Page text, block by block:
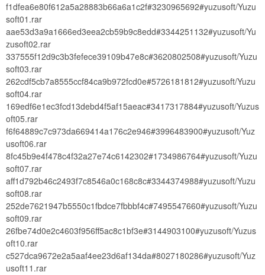
f1dfea6e80f612a5a28883b66a6a1c2f#3230965692#yuzusoft/Yuzu
soft01.rar
aae53d3a9a1666ed3eea2cb59b9c8edd#3344251132#yuzusoft/Yu
zusoft02.rar
337555f12d9c3b3fefece39109b47e8c#3620802508#yuzusoft/Yuzu
soft03.rar
262cdf5cb7a8555ccf84ca9b972fcd0e#5726181812#yuzusoft/Yuzu
soft04.rar
169edf6e1ec3fcd13debd4f5af15aeac#3417317884#yuzusoft/Yuzus
oft05.rar
f6f64889c7c973da669414a176c2e946#3996483900#yuzusoft/Yuz
usoft06.rar
8fc45b9e4f478c4f32a27e74c6142302#1734986764#yuzusoft/Yuzu
soft07.rar
aff1d792b46c2493f7c8546a0c168c8c#3344374988#yuzusoft/Yuzu
soft08.rar
252de7621947b5550c1fbdce7fbbbf4c#7495547660#yuzusoft/Yuzu
soft09.rar
26fbe74d0e2c4603f956ff5ac8c1bf3e#3144903100#yuzusoft/Yuzus
oft10.rar
c527dca9672e2a5aaf4ee23d6af134da#8027180286#yuzusoft/Yuz
usoft11.rar